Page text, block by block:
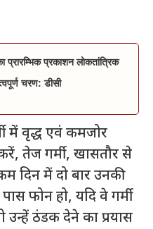
प्रारम्भिक प्रकाशन लोकतांत्रिक
चरण: डीसी
में वृद्ध एवं कमजोर
तेज गर्मी, खासतौर से
दिन में दो बार उनकी
फोन हो, यदि वे गर्मी
ठंडक देने का प्रयास